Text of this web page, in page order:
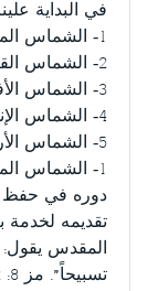
في البداية
1- الشماس المرتل ܡܙܰܡܪܳܢܳܐ مزَمرُنو
2- الشماس القارئ ܩܳܪܽܘܝܳܐ قُرويو
3- الشماس الأفدياقون ܗܽܘܦܶܕܝܰܩܢܳܐ هوفِديَقنو
4- الشماس الإنجيلي ܐܶܘܰܢܓܶܠܳܝܳܐ إوَنجِلُيو
5- الشماس الأرخدياقون ܐܰܪܟ̣ܶܕܝܰܩܽܘܢ أَرخِديَقون
1- الشماس
دوره في حفظ
تقديمه لخدمة
المقدس يقول: